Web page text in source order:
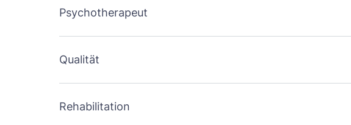
Psychotherapeut
Qualität
Rehabilitation